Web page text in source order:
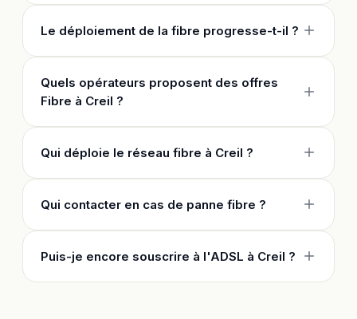
Le déploiement de la fibre progresse-t-il ?
Quels opérateurs proposent des offres
Fibre à Creil ?
Qui déploie le réseau fibre à Creil ?
Qui contacter en cas de panne fibre ?
Puis-je encore souscrire à l'ADSL à Creil ?